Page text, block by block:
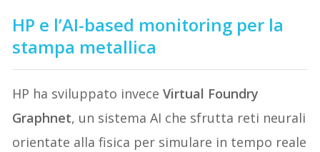
HP e l’AI-based monitoring per la
stampa metallica
HP ha sviluppato inveceVirtual Foundry
Graphnet, un sistema AI che sfrutta reti neurali
orientate alla fisica per simulare in tempo reale